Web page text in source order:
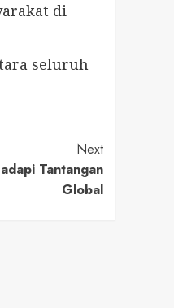
di
seluruh
Next
Tantangan
Global